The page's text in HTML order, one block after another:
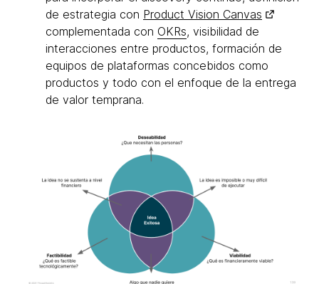
de estrategia con Product Vision Canvas
complementada con OKRs, visibilidad de
interacciones entre productos, formación de
equipos de plataformas concebidos como
productos y todo con el enfoque de la entrega
de valor temprana.